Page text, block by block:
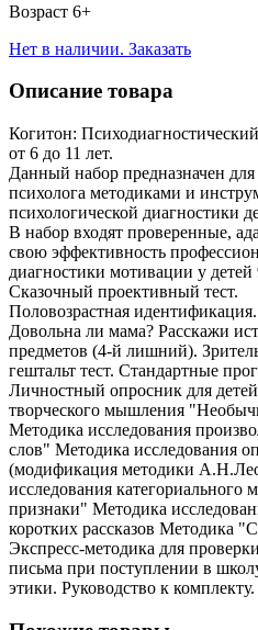
Возраст 6+
Нет в наличии. Заказать
Описание товара
Когитон:
от 6 до 11 лет.
Данный набор предназначен
психолога методиками и
психологической диагностики
В набор входят проверенные,
свою эффективность
диагностики мотивации у
Сказочный проективный тест.
Половозрастная
Довольна ли мама? Расскажи
предметов (4-й лишний).
гештальт тест. Стандартные
Личностный опросник для
творческого мышления
Методика исследования
слов" Методика исследования
(модификация методики
исследования
признаки" Методика
коротких рассказов Методика
Экспресс-методика для
письма при поступлении в
этики. Руководство к комплекту.